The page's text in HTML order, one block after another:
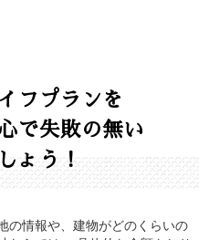
フプランを
で失敗の無い
ょう！
の情報や、建物がどのくらいの